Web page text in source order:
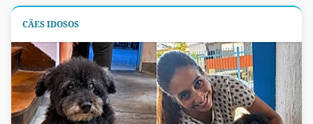
CÃES IDOSOS